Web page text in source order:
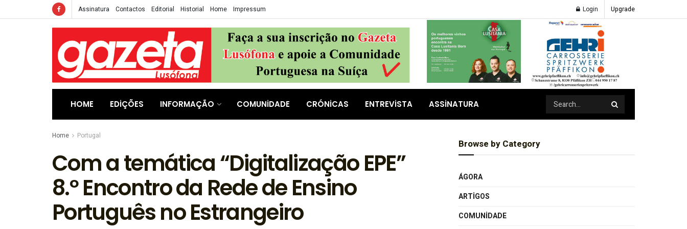
Assinatura Contactos Editorial Historial Home Impressum Login Upgrade
HOME EDIÇÕES INFORMAÇÃO COMUNIDADE CRÓNICAS ENTREVISTA ASSINATURA
Home Portugal
Com a temática “Digitalização EPE”
8.º Encontro da Rede de Ensino
Português no Estrangeiro
Browse by Category
ÁGORA
ARTIGOS
COMUNIDADE